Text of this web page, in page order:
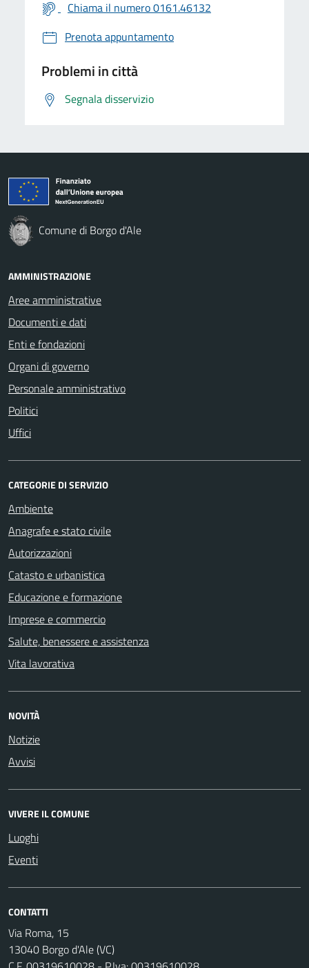
Chiama il numero 0161.46132
Prenota appuntamento
Problemi in città
Segnala disservizio
Comune di Borgo d'Ale
AMMINISTRAZIONE
Aree amministrative
Documenti e dati
Enti e fondazioni
Organi di governo
Personale amministrativo
Politici
Uffici
CATEGORIE DI SERVIZIO
Ambiente
Anagrafe e stato civile
Autorizzazioni
Catasto e urbanistica
Educazione e formazione
Imprese e commercio
Salute, benessere e assistenza
Vita lavorativa
NOVITÀ
Notizie
Avvisi
VIVERE IL COMUNE
Luoghi
Eventi
CONTATTI
Via Roma, 15
13040 Borgo d'Ale (VC)